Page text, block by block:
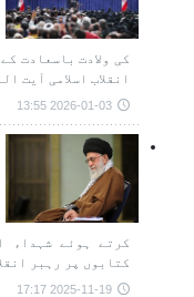
کی ولادت باسعادت
انقلاب اسلامی آیت
2026-01-03 13:55
کرتے ہوئے شہداء
کتابوں پر رہبر
2025-11-19 17:17